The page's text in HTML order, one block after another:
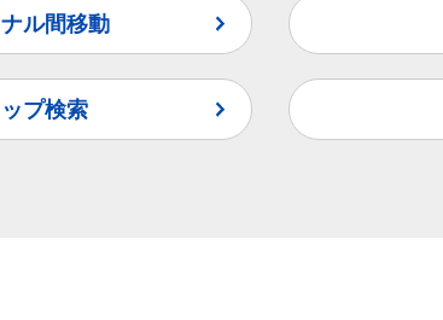
ル間移動
プ検索